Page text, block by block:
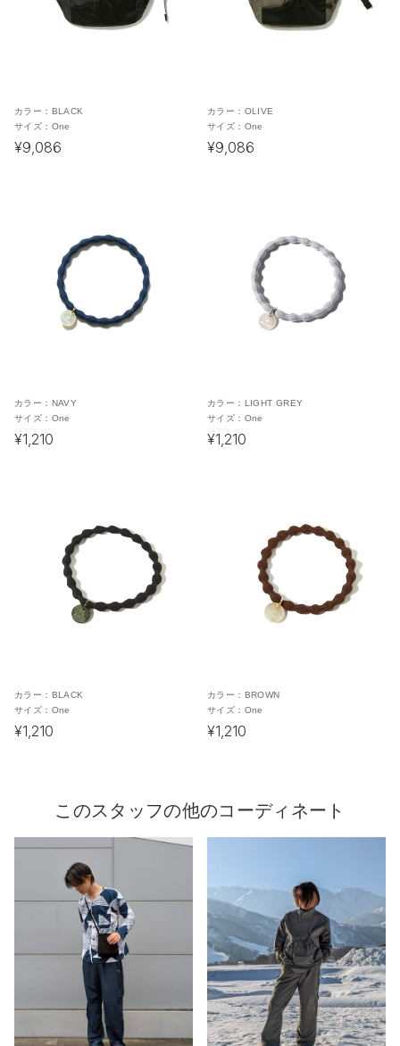
カラー： BLACK
サイズ： One
¥9,086
カラー： OLIVE
サイズ： One
¥9,086
カラー： NAVY
サイズ： One
¥1,210
カラー： LIGHT GREY
サイズ： One
¥1,210
カラー： BLACK
サイズ： One
¥1,210
カラー： BROWN
サイズ： One
¥1,210
このスタッフの他のコーディネート